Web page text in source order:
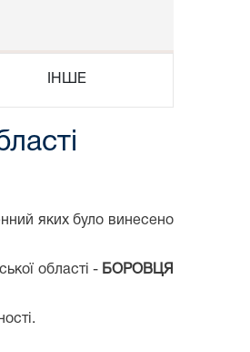
ІНШЕ
яких було винесено
області - БОРОВЦЯ